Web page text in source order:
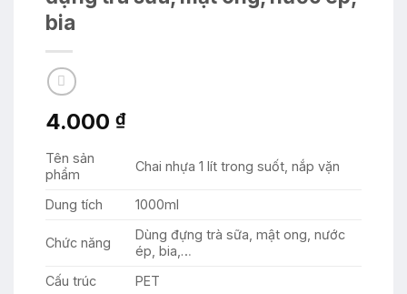
bia
4.000 ₫
Tên sản
phẩm
Chai nhựa 1 lít trong suốt, nắp vặn
Dung tích 1000ml
Chức năng
Dùng đựng trà sữa, mật ong, nước
ép, bia,…
Cấu trúc
PET